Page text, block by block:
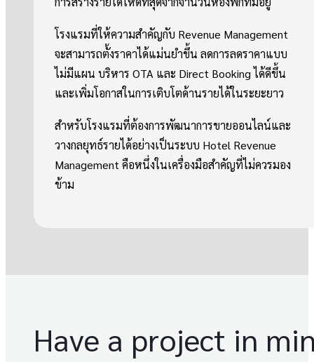
โรงแรมที่ให้ความสำคัญกับ Revenue Management
จะสามารถตั้งราคาได้แม่นยำขึ้น ลดการลดราคาแบบ
ไม่มีแผน บริหาร OTA และ Direct Booking ได้ดีขึ้น
และเพิ่มโอกาสในการเติบโตด้านรายได้ในระยะยาว
สำหรับโรงแรมที่ต้องการพัฒนาการขายออนไลน์และ
วางกลยุทธ์รายได้อย่างเป็นระบบ Hotel Revenue
Management คือหนึ่งในเครื่องมือสำคัญที่ไม่ควรมอง
ข้าม
Have a project in